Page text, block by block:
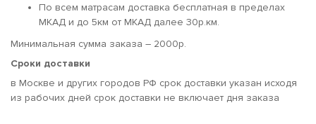
По всем матрасам доставка бесплатная в пределах
МКАД и до 5км от МКАД далее 30р.км.
Минимальная сумма заказа – 2000р.
Сроки доставки
в Москве и других городов РФ срок доставки указан исходя
из рабочих дней срок доставки не включает дня заказа